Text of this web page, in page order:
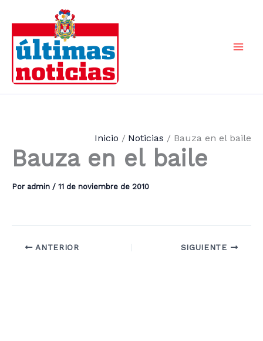
contenido
Inicio Noticias Bauza en el baile
Bauza en el baile
Por admin / 11 de noviembre de 2010
ANTERIOR SIGUIENTE